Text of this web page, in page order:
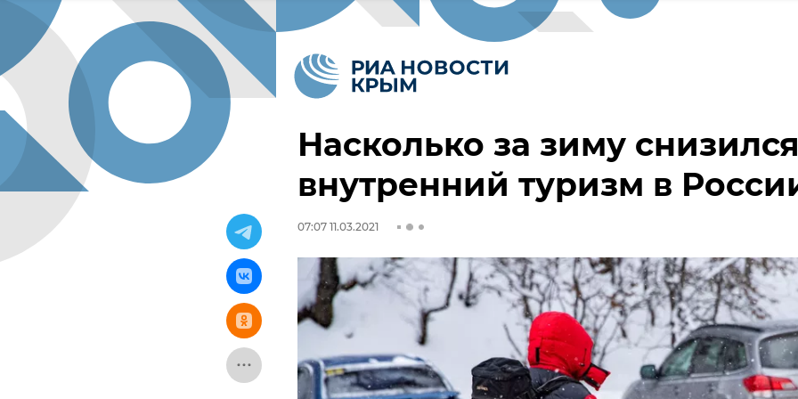
Насколько за зиму
внутренний туризм в
07:07 11.03.2021